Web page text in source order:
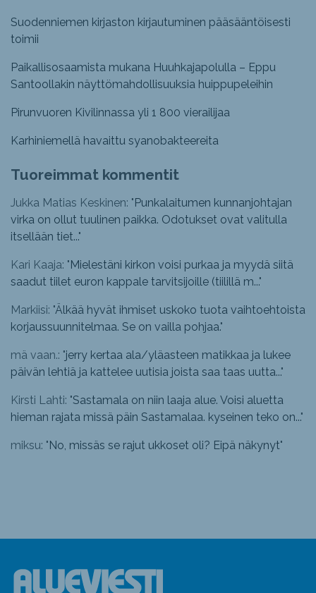
Suodenniemen kirjaston kirjautuminen pääsääntöisesti
toimii
Paikallisosaamista mukana Huuhkajapolulla – Eppu
Santoollakin näyttömahdollisuuksia huippupeleihin
Pirunvuoren Kivilinnassa yli 1 800 vierailijaa
Karhiniemellä havaittu syanobakteereita
Tuoreimmat kommentit
Jukka Matias Keskinen: "Punkalaitumen kunnanjohtajan
virka on ollut tuulinen paikka. Odotukset ovat valitulla
itsellään tiet..."
Kari Kaaja: "Mielestäni kirkon voisi purkaa ja myydä siitä
saadut tiilet euron kappale tarvitsijoille (tiilillä m..."
Markiisi: "Älkää hyvät ihmiset uskoko tuota vaihtoehtoista
korjaussuunnitelmaa. Se on vailla pohjaa."
mä vaan.: "jerry kertaa ala/yläasteen matikkaa ja lukee
päivän lehtiä ja kattelee uutisia joista saa taas uutta..."
Kirsti Lahti: "Sastamala on niin laaja alue. Voisi aluetta
hieman rajata missä päin Sastamalaa. kyseinen teko on..."
miksu: "No, missäs se rajut ukkoset oli? Eipä näkynyt"